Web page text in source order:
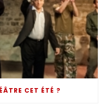
CET ÉTÉ ?